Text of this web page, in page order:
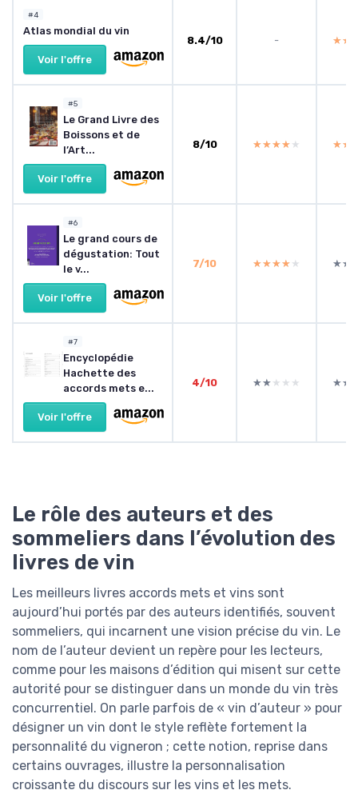
#4
Atlas mondial du vin
Voir l'offre
8.4/10 -
#5
Le Grand Livre des
Boissons et de
l’Art...
Voir l'offre
8/10 ★★★★★
★★★★★
#6
Le grand cours de
dégustation: Tout
le v...
Voir l'offre
7/10 ★★★★★
★★★★★
#7
Encyclopédie
Hachette des
accords mets e...
Voir l'offre
4/10 ★★★★★
★★★★★
Le rôle des auteurs et des
sommeliers dans l’évolution des
livres de vin
Les meilleurs livres accords mets et vins sont
aujourd’hui portés par des auteurs identifiés, souvent
sommeliers, qui incarnent une vision précise du vin. Le
nom de l’auteur devient un repère pour les lecteurs,
comme pour les maisons d’édition qui misent sur cette
autorité pour se distinguer dans un monde du vin très
concurrentiel. On parle parfois de « vin d’auteur » pour
désigner un vin dont le style reflète fortement la
personnalité du vigneron ; cette notion, reprise dans
certains ouvrages, illustre la personnalisation
croissante du discours sur les vins et les mets.